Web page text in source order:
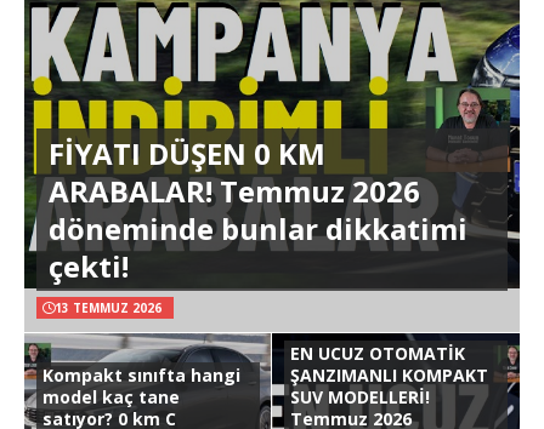
FİYATI DÜŞEN 0 KM
ARABALAR! Temmuz 2026
döneminde bunlar dikkatimi
çekti!
13 TEMMUZ 2026
Kompakt sınıfta hangi
model kaç tane
satıyor? 0 km C
EN UCUZ OTOMATİK
ŞANZIMANLI KOMPAKT
SUV MODELLERİ!
Temmuz 2026